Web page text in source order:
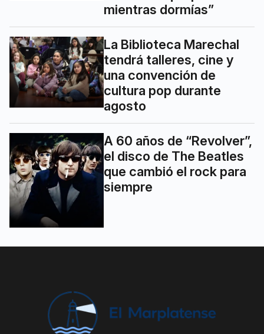
mientras dormías”
La Biblioteca Marechal
tendrá talleres, cine y
una convención de
cultura pop durante
agosto
A 60 años de “Revolver”,
el disco de The Beatles
que cambió el rock para
siempre